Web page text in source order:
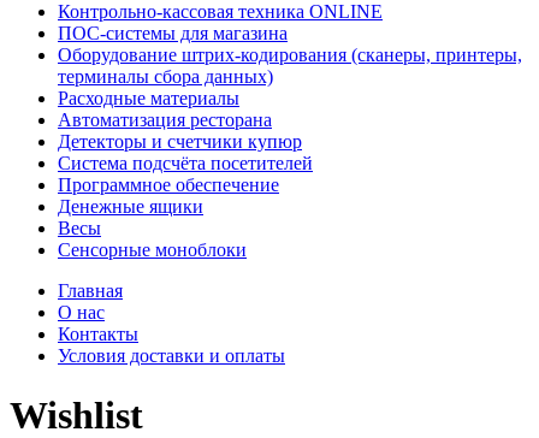
Контрольно-кассовая техника ONLINE
ПОС-системы для магазина
Оборудование штрих-кодирования (сканеры, принтеры,
терминалы сбора данных)
Расходные материалы
Автоматизация ресторана
Детекторы и счетчики купюр
Система подсчёта посетителей
Программное обеспечение
Денежные ящики
Весы
Сенсорные моноблоки
Главная
О нас
Контакты
Условия доставки и оплаты
Wishlist